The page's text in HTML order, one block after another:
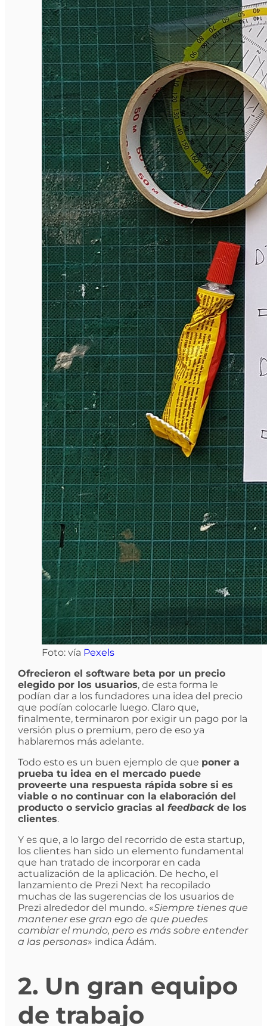
Foto: vía Pexels
Ofrecieron el software beta por un precio
elegido por los usuarios, de esta forma le
podían dar a los fundadores una idea del precio
que podían colocarle luego. Claro que,
finalmente, terminaron por exigir un pago por la
versión plus o premium, pero de eso ya
hablaremos más adelante.
Todo esto es un buen ejemplo de que poner a
prueba tu idea en el mercado puede
proveerte una respuesta rápida sobre si es
viable o no continuar con la elaboración del
producto o servicio gracias al feedbackde los
clientes.
Y es que, a lo largo del recorrido de esta startup,
los clientes han sido un elemento fundamental
que han tratado de incorporar en cada
actualización de la aplicación. De hecho, el
lanzamiento de Prezi Next ha recopilado
muchas de las sugerencias de los usuarios de
Prezi alrededor del mundo. «Siempre tienes que
mantener ese gran ego de que puedes
cambiar el mundo, pero es más sobre entender
a las personas» indica Ádám.
2. Un gran equipo
de trabajo